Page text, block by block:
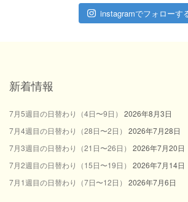
instagramでフォローす
新着情報
7月5週目の日替わり（4日〜9日） 2026年8月3日
7月4週目の日替わり（28日〜2日） 2026年7月28日
7月3週目の日替わり（21日〜26日） 2026年7月20日
7月2週目の日替わり（15日〜19日） 2026年7月14日
7月1週目の日替わり（7日〜12日） 2026年7月6日